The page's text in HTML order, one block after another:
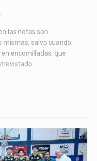
las notas son
mismas, salvo cuando
encomilladas, que